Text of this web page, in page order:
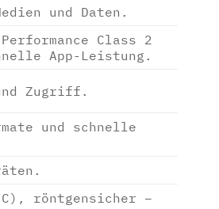
und Daten.
Class 2
App-Leistung.
Zugriff.
und schnelle
röntgensicher –